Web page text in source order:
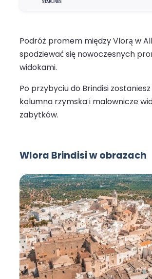
Podróż promem między Vlorą w
spodziewać się nowoczesnych
widokami.
Po przybyciu do Brindisi
kolumna rzymska i malownicze
zabytków.
Wlora Brindisi w obrazach